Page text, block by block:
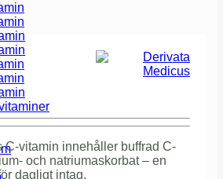
C-vitamin innehåller buffrad C-
och natriumaskorbat – en
dagligt intag.